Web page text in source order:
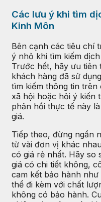
Các lưu ý khi tìm
Kinh Môn
Bên cạnh các tiêu chí
ý nhỏ khi tìm kiếm
Trước hết, hãy ưu tiên
khách hàng đã sử
tìm kiếm thông tin trên
xã hội hoặc hỏi ý kiến
phản hồi thực tế này
giá.
Tiếp theo, đừng ngần
từ vài đơn vị khác
có giá rẻ nhất. Hãy so
giá có chi tiết không,
cam kết bảo hành
thể đi kèm với chất
không có bảo hành.